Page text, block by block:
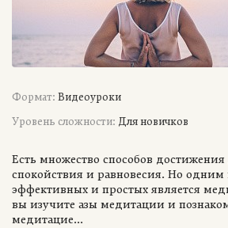
Формат: Видеоуроки
Уровень сложности: Для новичков
Есть множество способов
спокойствия и равновесия. Но одним
эффективных и простых является
вы изучите азы медитации и
медитацие...